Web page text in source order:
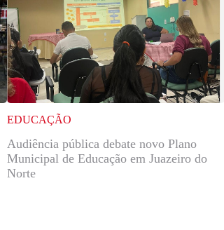
EDUCAÇÃO
Audiência pública debate novo Plano
Municipal de Educação em Juazeiro do
Norte